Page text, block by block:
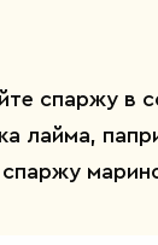
спаржу в
лайма,